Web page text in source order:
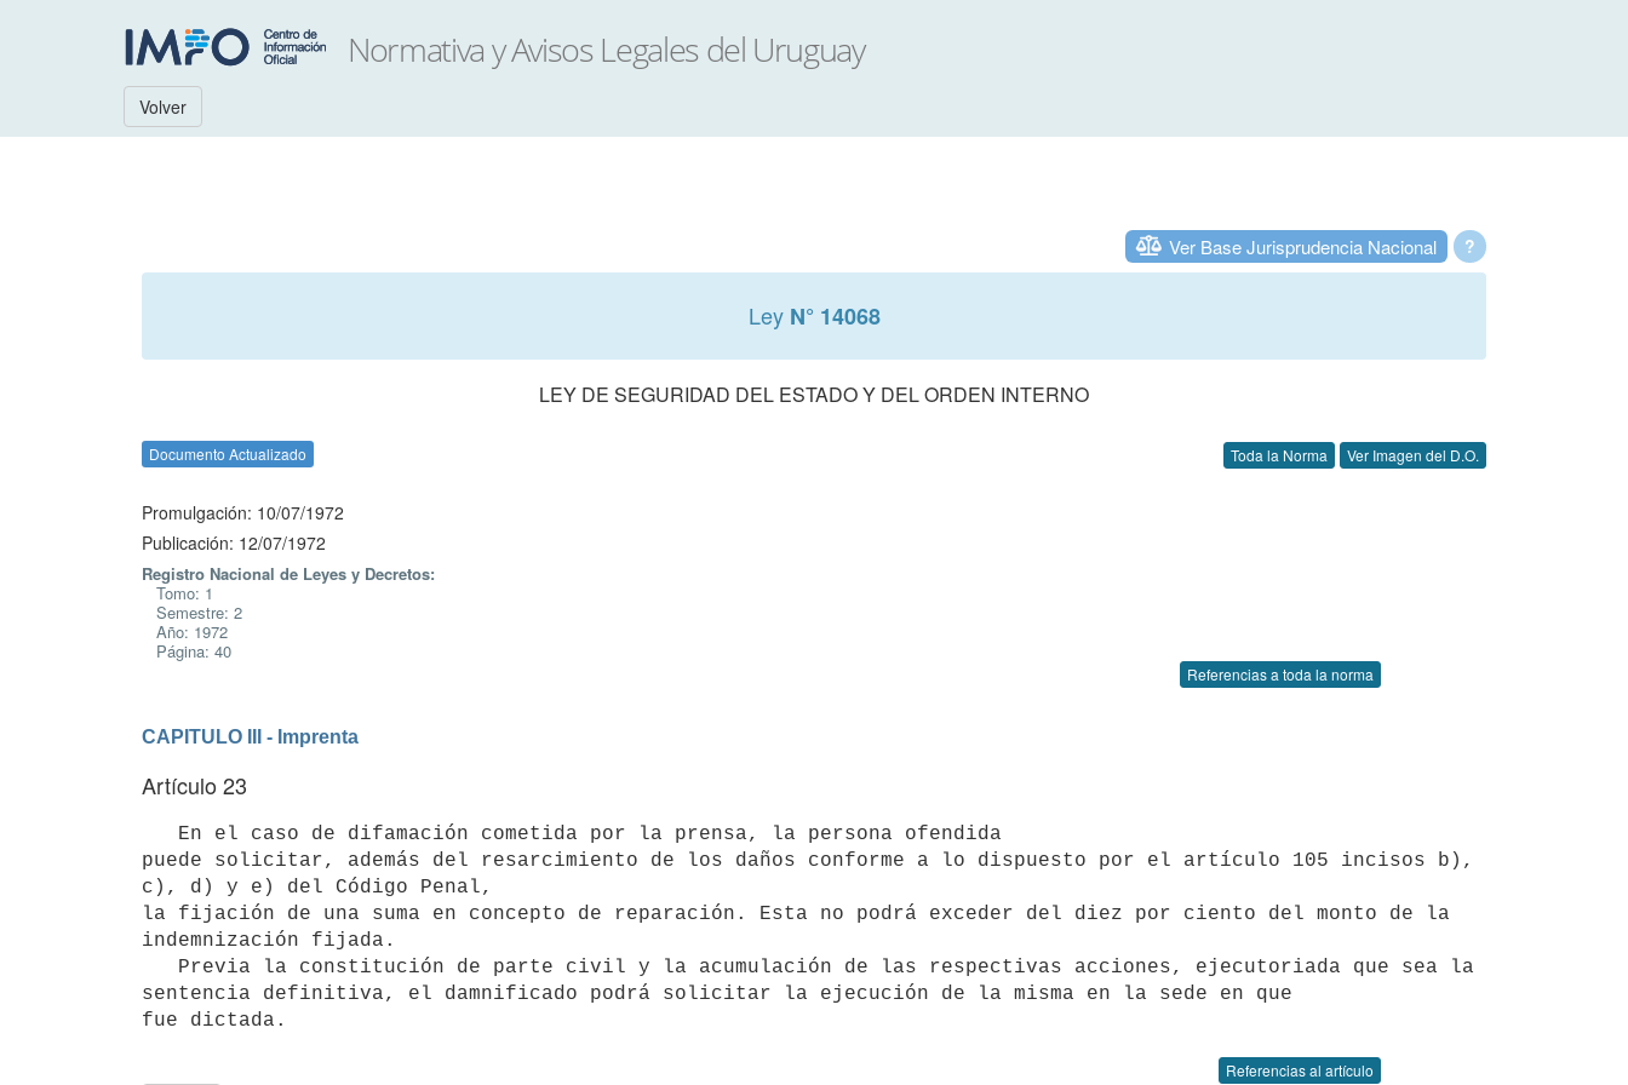
Volver
?
Ver Base Jurisprudencia Nacional
Ley N° 14068
LEY DE SEGURIDAD DEL ESTADO Y DEL ORDEN INTERNO
Documento Actualizado Toda la Norma Ver Imagen del D.O.
Promulgación: 10/07/1972
Publicación: 12/07/1972
Registro Nacional de Leyes y Decretos:
Tomo: 1
Semestre: 2
Año: 1972
Página: 40
Referencias a toda la norma
CAPITULO III - Imprenta
Artículo 23
puede solicitar, además del resarcimiento de los daños conforme a lo dispuesto por el artículo 105 incisos b),
c), d) y e) del Código Penal,
la fijación de una suma en concepto de reparación. Esta no podrá exceder del diez por ciento del monto de la
indemnización fijada.
sentencia definitiva, el damnificado podrá solicitar la ejecución de la misma en la sede en que
fue dictada.
Referencias al artículo